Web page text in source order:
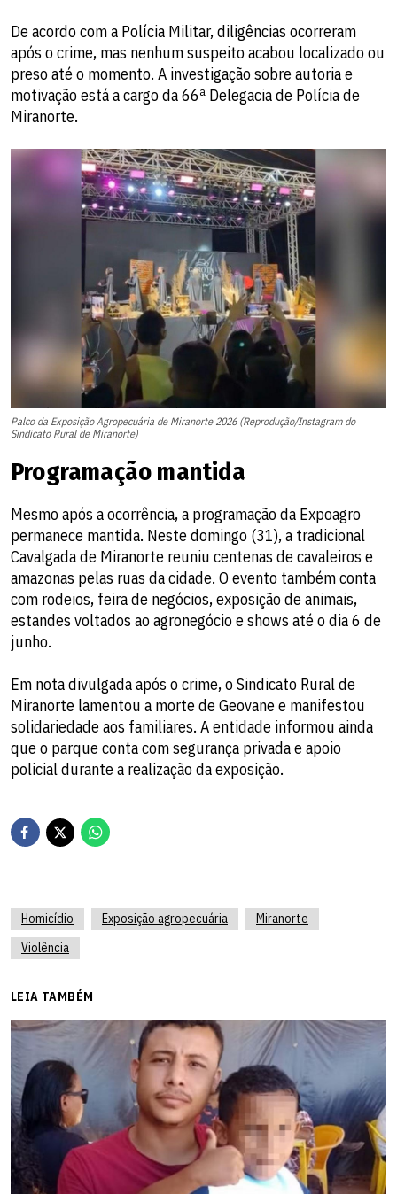
De acordo com a Polícia Militar, diligências ocorreram
após o crime, mas nenhum suspeito acabou localizado ou
preso até o momento. A investigação sobre autoria e
motivação está a cargo da 66ª Delegacia de Polícia de
Miranorte.
Palco da Exposição Agropecuária de Miranorte 2026 (Reprodução/Instagram do
Sindicato Rural de Miranorte)
Programação mantida
Mesmo após a ocorrência, a programação da Expoagro
permanece mantida. Neste domingo (31), a tradicional
Cavalgada de Miranorte reuniu centenas de cavaleiros e
amazonas pelas ruas da cidade. O evento também conta
com rodeios, feira de negócios, exposição de animais,
estandes voltados ao agronegócio e shows até o dia 6 de
junho.
Em nota divulgada após o crime, o Sindicato Rural de
Miranorte lamentou a morte de Geovane e manifestou
solidariedade aos familiares. A entidade informou ainda
que o parque conta com segurança privada e apoio
policial durante a realização da exposição.
Homicídio Exposição agropecuária
Miranorte
Violência
LEIA TAMBÉM